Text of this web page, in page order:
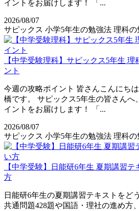
イントをお届けします！ 「...
2026/08/07
サピックス 小学5年生の勉強法 理科の
【中学受験理科】サピックス5年生
ント
今週の攻略ポイント 皆さんこんにち
橋です。 サピックス5年生の皆さんへ
イントをお届けします！ 「...
2026/08/07
サピックス 小学5年生の勉強法 理科の
【中学受験】日能研6年生 夏期講習
方
日能研6年生の夏期講習テキストをど
共通問題428題や国語・理社の進め方